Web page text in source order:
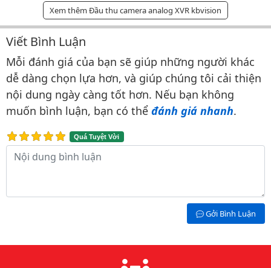
Xem thêm Đầu thu camera analog XVR kbvision
Bình luận & Đánh giá
Viết Bình Luận
Mỗi đánh giá của bạn sẽ giúp những người khác
dễ dàng chọn lựa hơn, và giúp chúng tôi cải thiện
nội dung ngày càng tốt hơn. Nếu bạn không
muốn bình luận, bạn có thể đánh giá nhanh.
Quá Tuyệt Vời
Nội dung bình luận
Gởi Bình Luận